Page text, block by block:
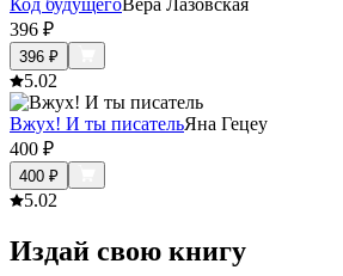
396 ₽
396 ₽
5.02
Вжух! И ты писательЯна Гецеу
400 ₽
400 ₽
5.02
Издай свою книгу